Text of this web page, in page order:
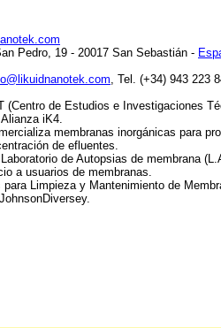
Pedro, 19 - 20017 San Sebastián -
, Tel. (+34) 943 223
(Centro de Estudios e Investigaciones
iK4.
membranas inorgánicas para
de efluentes.
de Autopsias de membrana
a usuarios de membranas.
Limpieza y Mantenimiento de